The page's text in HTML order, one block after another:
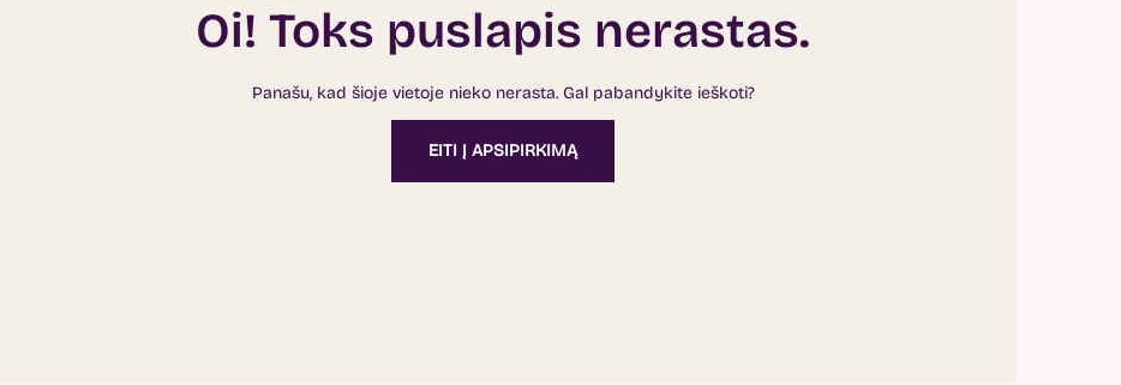
Oi! Toks puslapis nerastas.
Panašu, kad šioje vietoje nieko nerasta. Gal pabandykite ieškoti?
EITI Į APSIPIRKIMĄ